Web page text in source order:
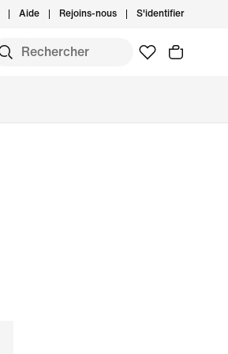
Aide Rejoins-nous S'identifier